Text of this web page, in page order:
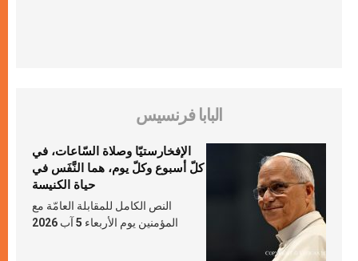
البابا فرنسيس
الإفخارستيّا وصلاة السّاعات، في
كلّ أسبوع وكلّ يوم، هما النَّفَس في
حياة الكنيسة
النص الكامل للمقابلة العامّة مع
المؤمنين يوم الأربعاء 5 آب 2026